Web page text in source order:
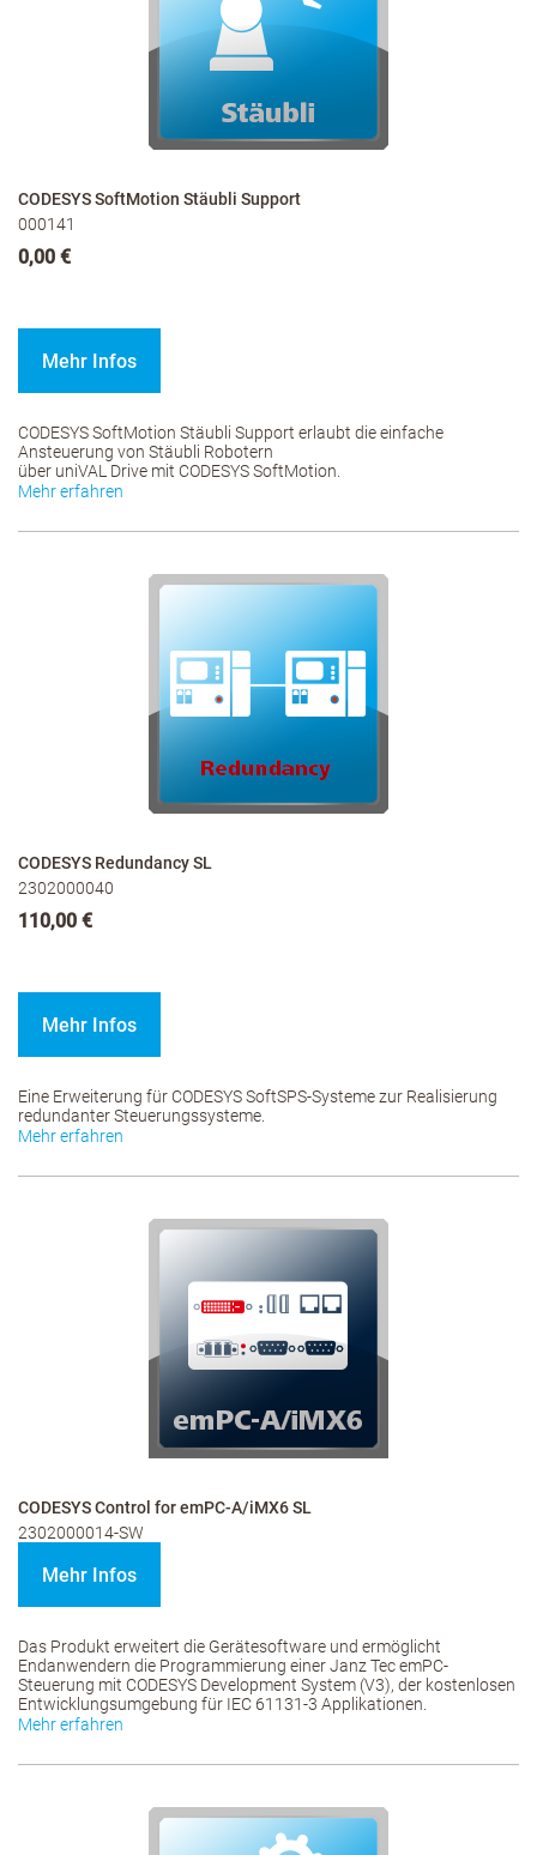
CODESYS SoftMotion Stäubli Support
000141
0,00 €
Mehr Infos
CODESYS SoftMotion Stäubli Support erlaubt die einfache
Ansteuerung von Stäubli Robotern
über uniVAL Drive mit CODESYS SoftMotion.
Mehr erfahren
CODESYS Redundancy SL
2302000040
110,00 €
Mehr Infos
Eine Erweiterung für CODESYS SoftSPS-Systeme zur Realisierung
redundanter Steuerungssysteme.
Mehr erfahren
CODESYS Control for emPC-A/iMX6 SL
2302000014-SW
Mehr Infos
Das Produkt erweitert die Gerätesoftware und ermöglicht
Endanwendern die Programmierung einer Janz Tec emPC-
Steuerung mit CODESYS Development System (V3), der kostenlosen
Entwicklungsumgebung für IEC 61131-3 Applikationen.
Mehr erfahren